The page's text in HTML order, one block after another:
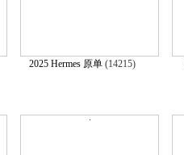
2025 Hermes 原单 (14215)